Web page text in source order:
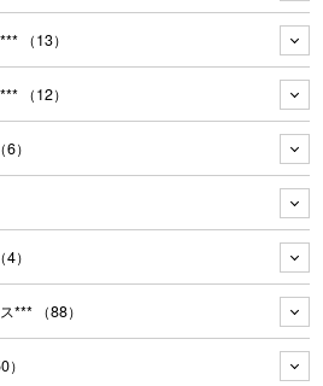
（13）
（12）
（6）
（4）
*** （88）
）